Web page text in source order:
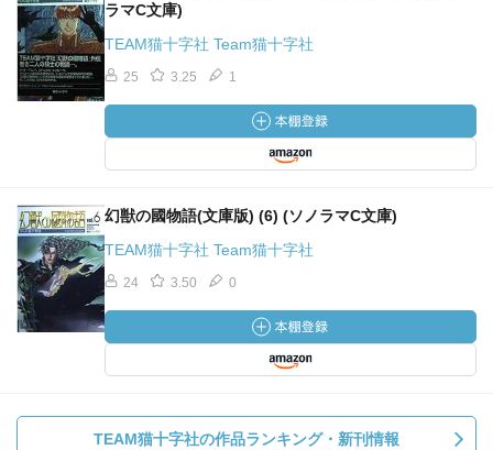
ラマC文庫)
TEAM猫十字社 Team猫十字社
25 3.25 1
幻獣の國物語(文庫版) (6) (ソノラマC文庫)
TEAM猫十字社 Team猫十字社
24 3.50 0
TEAM猫十字社の作品ランキング・新刊情報